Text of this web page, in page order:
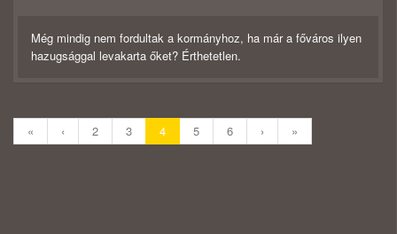
Még mindig nem fordultak a kormányhoz, ha már a főváros ilyen
hazugsággal levakarta őket? Érthetetlen.
« ‹ 2 3 4 5 6 › »